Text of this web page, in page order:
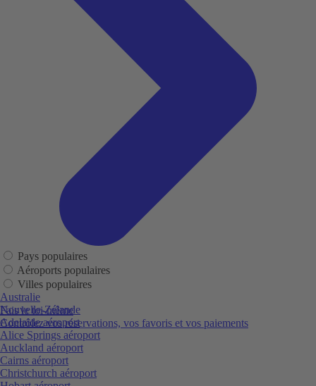
Fais le toi-même
Contrôlez vos réservations, vos favoris et vos paiements
Pays populaires
Aéroports populaires
Villes populaires
Australie
Nouvelle-Zélande
Adelaide aéroport
Alice Springs aéroport
Auckland aéroport
Cairns aéroport
Christchurch aéroport